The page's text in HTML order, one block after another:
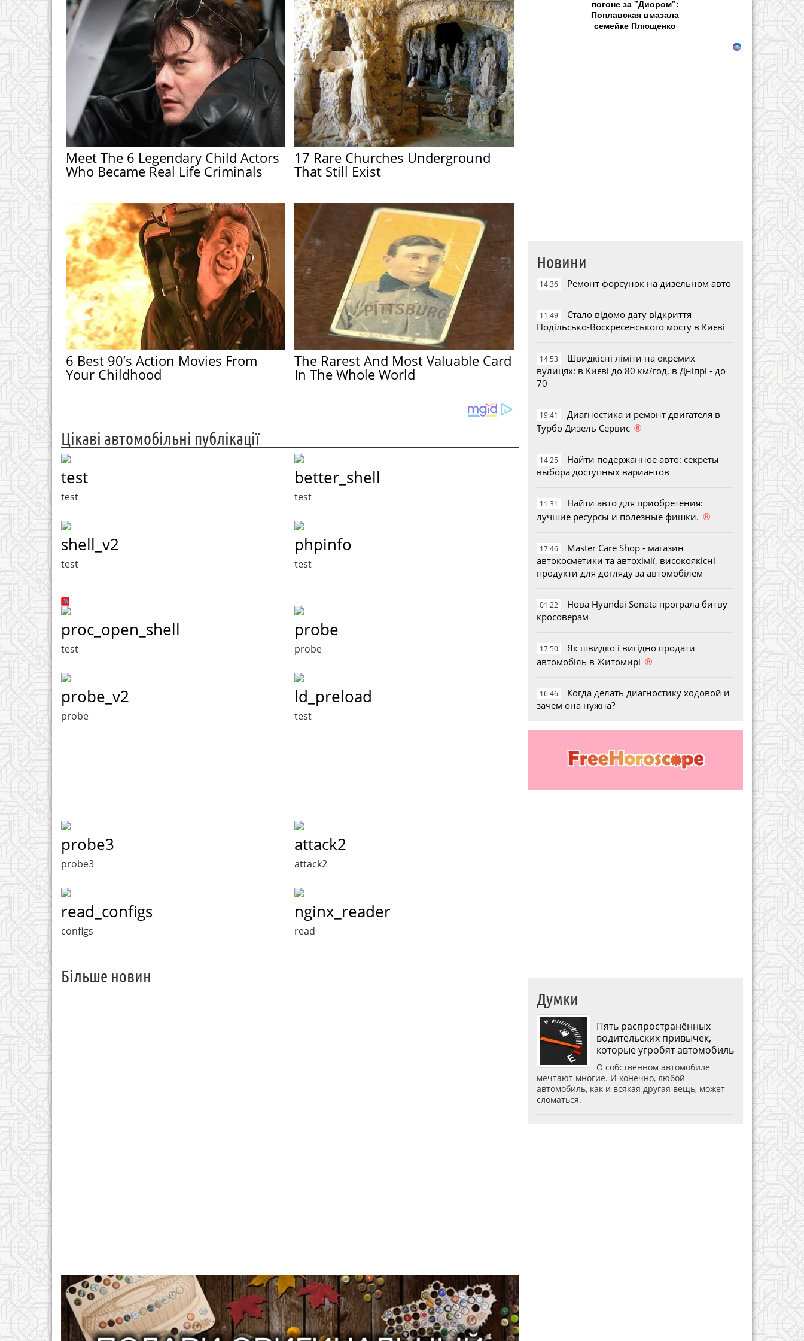
Meet The 6 Legendary Child Actors
Who Became Real Life Criminals
17 Rare Churches Underground
That Still Exist
6 Best 90’s Action Movies From
Your Childhood
The Rarest And Most Valuable Card
In The Whole World
Цікаві автомобільні публікації
test
test
better_shell
test
shell_v2
test
phpinfo
test
proc_open_shell
test
probe
probe
probe_v2
probe
ld_preload
test
probe3
probe3
attack2
attack2
read_configs
configs
nginx_reader
read
Більше новин
погоне за "Диором":
Поплавская вмазала
семейке Плющенко
Новини
14:36 Ремонт форсунок на дизельном авто
11:49
Стало відомо дату відкриття
Подільсько-Воскресенського мосту в Києві
14:53
Швидкісні ліміти на окремих
вулицях: в Києві до 80 км/год, в Дніпрі - до
70
19:41
Диагностика и ремонт двигателя в
Турбо Дизель Сервис ®
14:25
Найти подержанное авто: секреты
выбора доступных вариантов
11:31
Найти авто для приобретения:
лучшие ресурсы и полезные фишки. ®
17:46
Master Care Shop - магазин
автокосметики та автохімії, високоякісні
продукти для догляду за автомобілем
01:22
Нова Hyundai Sonata програла битву
кросоверам
17:50
Як швидко і вигідно продати
автомобіль в Житомирі ®
16:46
Когда делать диагностику ходовой и
зачем она нужна?
Думки
Пять распространённых
водительских привычек,
которые угробят автомобиль
О собственном автомобиле
мечтают многие. И конечно, любой
автомобиль, как и всякая другая вещь, может
сломаться.